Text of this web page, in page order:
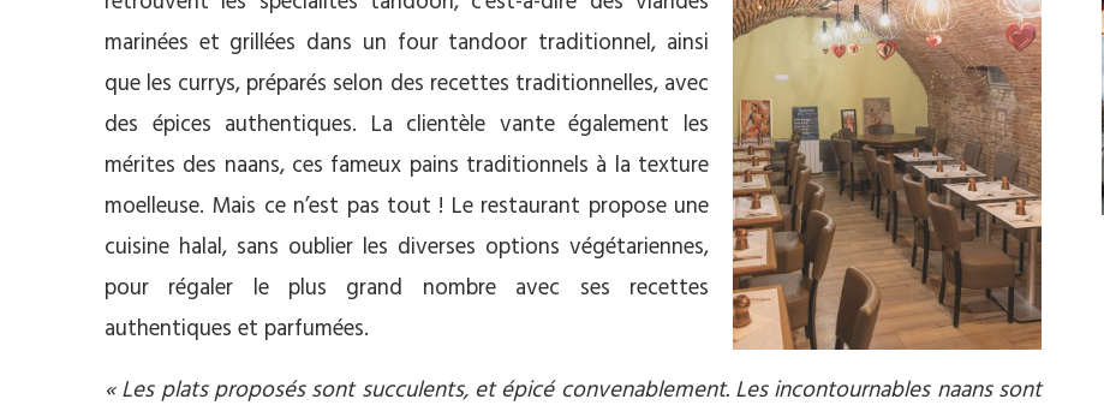
marinées et grillées dans un four tandoor traditionnel, ainsi
que les currys, préparés selon des recettes traditionnelles, avec
des épices authentiques. La clientèle vante également les
mérites des naans, ces fameux pains traditionnels à la texture
moelleuse. Mais ce n’est pas tout ! Le restaurant propose une
cuisine halal, sans oublier les diverses options végétariennes,
pour régaler le plus grand nombre avec ses recettes
authentiques et parfumées.
« Les plats proposés sont succulents, et épicé convenablement. Les incontournables naans sont